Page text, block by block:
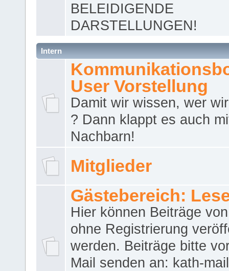
BELEIDIGENDE
DARSTELLUNGEN!
Intern
User Vorstellung
Damit wir wissen, wer
? Dann klappt es auch
Nachbarn!
Mitglieder
Gästebereich:
Hier können Beiträge
ohne Registrierung
werden. Beiträge bitte
Mail senden an: kath-